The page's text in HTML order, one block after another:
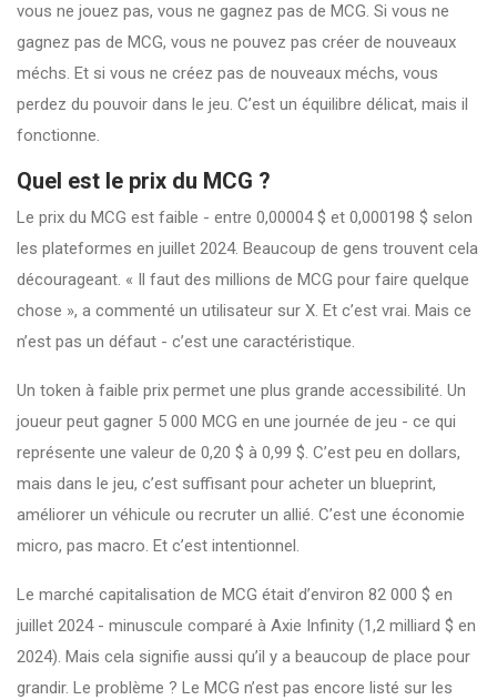
vous ne jouez pas, vous ne gagnez pas de MCG. Si vous ne
gagnez pas de MCG, vous ne pouvez pas créer de nouveaux
méchs. Et si vous ne créez pas de nouveaux méchs, vous
perdez du pouvoir dans le jeu. C’est un équilibre délicat, mais il
fonctionne.
Quel est le prix du MCG ?
Le prix du MCG est faible - entre 0,00004 $ et 0,000198 $ selon
les plateformes en juillet 2024. Beaucoup de gens trouvent cela
décourageant. « Il faut des millions de MCG pour faire quelque
chose », a commenté un utilisateur sur X. Et c’est vrai. Mais ce
n’est pas un défaut - c’est une caractéristique.
Un token à faible prix permet une plus grande accessibilité. Un
joueur peut gagner 5 000 MCG en une journée de jeu - ce qui
représente une valeur de 0,20 $ à 0,99 $. C’est peu en dollars,
mais dans le jeu, c’est suffisant pour acheter un blueprint,
améliorer un véhicule ou recruter un allié. C’est une économie
micro, pas macro. Et c’est intentionnel.
Le marché capitalisation de MCG était d’environ 82 000 $ en
juillet 2024 - minuscule comparé à Axie Infinity (1,2 milliard $ en
2024). Mais cela signifie aussi qu’il y a beaucoup de place pour
grandir. Le problème ? Le MCG n’est pas encore listé sur les